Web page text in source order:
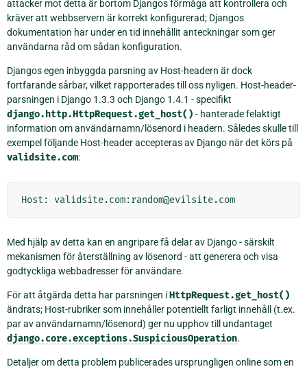
attacker mot detta är bortom Djangos förmåga att kontrollera och
kräver att webbservern är korrekt konfigurerad; Djangos
dokumentation har under en tid innehållit anteckningar som ger
användarna råd om sådan konfiguration.
Djangos egen inbyggda parsning av Host-headern är dock
fortfarande sårbar, vilket rapporterades till oss nyligen. Host-header-
parsningen i Django 1.3.3 och Django 1.4.1 - specifikt
django.http.HttpRequest.get_host() - hanterade felaktigt
information om användarnamn/lösenord i headern. Således skulle till
exempel följande Host-header accepteras av Django när det körs på
validsite.com:
Med hjälp av detta kan en angripare få delar av Django - särskilt
mekanismen för återställning av lösenord - att generera och visa
godtyckliga webbadresser för användare.
För att åtgärda detta har parsningen iHttpRequest.get_host()
ändrats; Host-rubriker som innehåller potentiellt farligt innehåll (t.ex.
par av användarnamn/lösenord) ger nu upphov till undantaget
django.core.exceptions.SuspiciousOperation.
Detaljer om detta problem publicerades ursprungligen online som en